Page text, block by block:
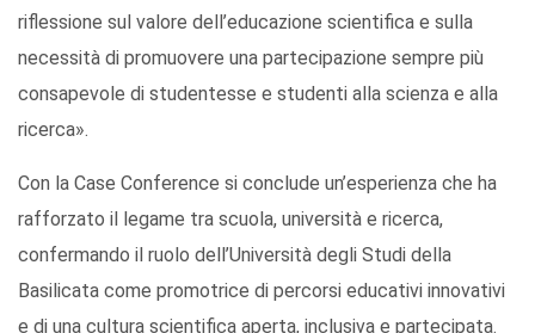
riflessione sul valore dell’educazione scientifica e sulla
necessità di promuovere una partecipazione sempre più
consapevole di studentesse e studenti alla scienza e alla
ricerca».
Con la Case Conference si conclude un’esperienza che ha
rafforzato il legame tra scuola, università e ricerca,
confermando il ruolo dell’Università degli Studi della
Basilicata come promotrice di percorsi educativi innovativi
e di una cultura scientifica aperta, inclusiva e partecipata.